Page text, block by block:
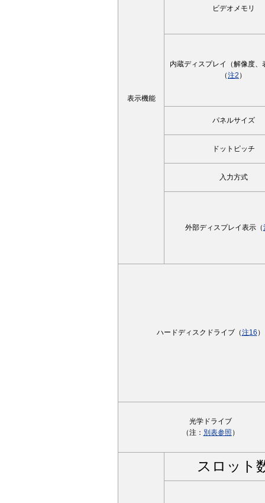
表示機能
ビデオメモリ
内蔵ディスプレイ（解像度、
（注2 ）
パネルサイズ
ドットピッチ
入力方式
外部ディスプレイ表示（
ハードディスクドライブ（注16 ）
光学ドライブ
（注： 別表参照 ）
スロット